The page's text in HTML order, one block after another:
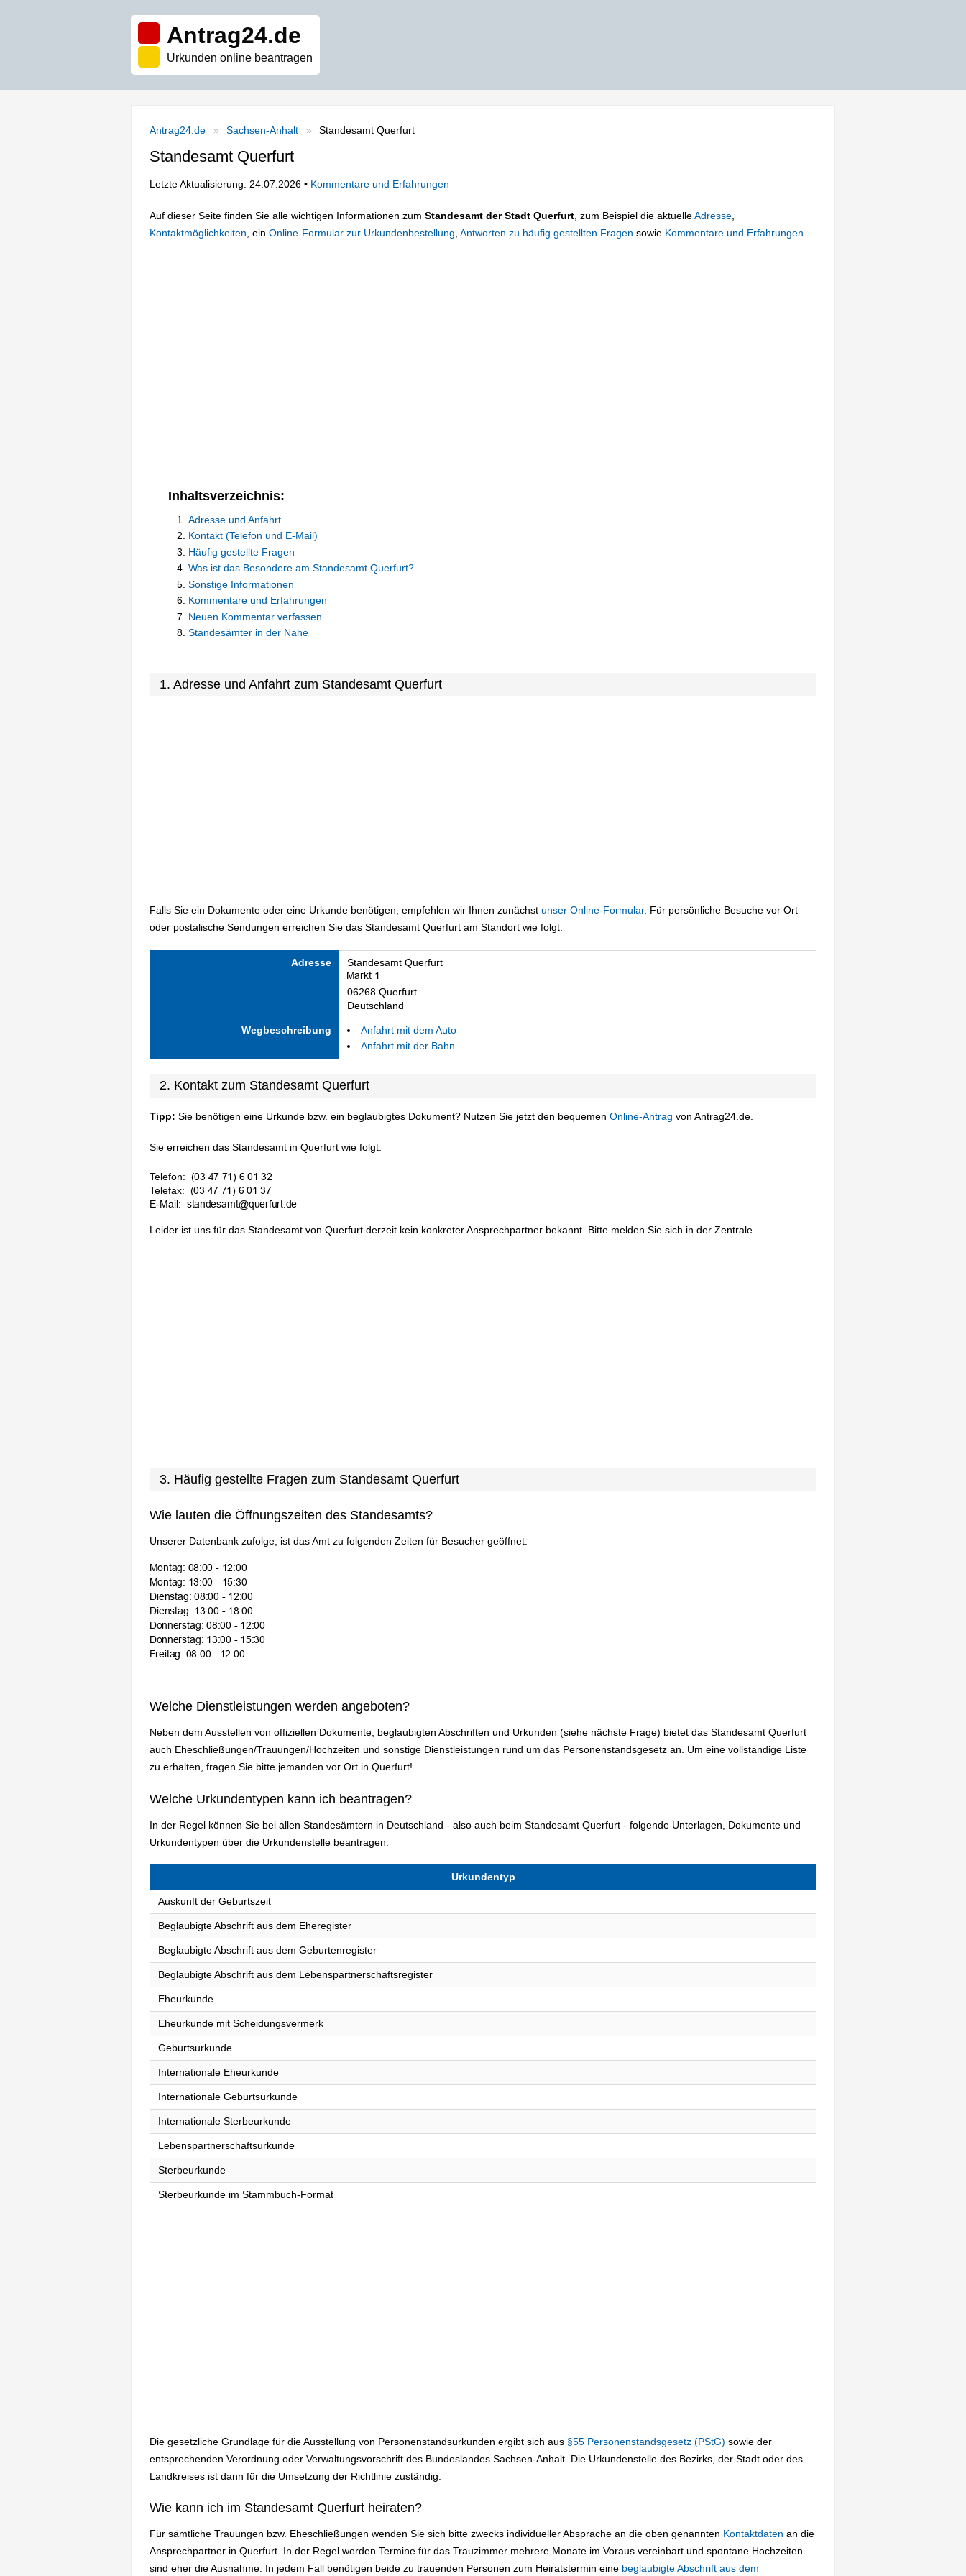
Antrag24.de
Urkunden online beantragen
Antrag24.de Sachsen-Anhalt Standesamt Querfurt
Standesamt Querfurt
Letzte Aktualisierung: 24.07.2026 • Kommentare und Erfahrungen
Auf dieser Seite finden Sie alle wichtigen Informationen zum Standesamt der Stadt Querfurt , zum Beispiel die aktuelleAdresse
Kontaktmöglichkeiten , ein Online-Formular zur Urkundenbestellung Antworten zu häufig gestellten Fragen sowie Kommentare und Erfahrungen
Inhaltsverzeichnis:
Adresse und Anfahrt
Kontakt (Telefon und E-Mail)
Häufig gestellte Fragen
Was ist das Besondere am Standesamt Querfurt?
Sonstige Informationen
Kommentare und Erfahrungen
Neuen Kommentar verfassen
Standesämter in der Nähe
1. Adresse und Anfahrt zum Standesamt Querfurt
Falls Sie ein Dokumente oder eine Urkunde benötigen, empfehlen wir Ihnen zunächst unser Online-Formular. Für persönliche Besuche vor Ort
oder postalische Sendungen erreichen Sie das Standesamt Querfurt am Standort wie folgt:
Adresse Standesamt Querfurt
06268 Querfurt
Deutschland
Wegbeschreibung
Anfahrt mit dem Auto
Anfahrt mit der Bahn
2. Kontakt zum Standesamt Querfurt
Tipp: Sie benötigen eine Urkunde bzw. ein beglaubigtes Dokument? Nutzen Sie jetzt den bequemen Online-Antrag von Antrag24.de.
Sie erreichen das Standesamt in Querfurt wie folgt:
Telefon:
Telefax:
E-Mail:
Leider ist uns für das Standesamt von Querfurt derzeit kein konkreter Ansprechpartner bekannt. Bitte melden Sie sich in der Zentrale.
3. Häufig gestellte Fragen zum Standesamt Querfurt
Wie lauten die Öffnungszeiten des Standesamts?
Unserer Datenbank zufolge, ist das Amt zu folgenden Zeiten für Besucher geöffnet:
Welche Dienstleistungen werden angeboten?
Neben dem Ausstellen von offiziellen Dokumente, beglaubigten Abschriften und Urkunden (siehe nächste Frage) bietet das Standesamt Querfurt
auch Eheschließungen/Trauungen/Hochzeiten und sonstige Dienstleistungen rund um das Personenstandsgesetz an. Um eine vollständige Liste
zu erhalten, fragen Sie bitte jemanden vor Ort in Querfurt!
Welche Urkundentypen kann ich beantragen?
In der Regel können Sie bei allen Standesämtern in Deutschland - also auch beim Standesamt Querfurt - folgende Unterlagen, Dokumente und
Urkundentypen über die Urkundenstelle beantragen:
Urkundentyp
Auskunft der Geburtszeit
Beglaubigte Abschrift aus dem Eheregister
Beglaubigte Abschrift aus dem Geburtenregister
Beglaubigte Abschrift aus dem Lebenspartnerschaftsregister
Eheurkunde
Eheurkunde mit Scheidungsvermerk
Geburtsurkunde
Internationale Eheurkunde
Internationale Geburtsurkunde
Internationale Sterbeurkunde
Lebenspartnerschaftsurkunde
Sterbeurkunde
Sterbeurkunde im Stammbuch-Format
Die gesetzliche Grundlage für die Ausstellung von Personenstandsurkunden ergibt sich aus §55 Personenstandsgesetz (PStG) sowie der
entsprechenden Verordnung oder Verwaltungsvorschrift des Bundeslandes Sachsen-Anhalt. Die Urkundenstelle des Bezirks, der Stadt oder des
Landkreises ist dann für die Umsetzung der Richtlinie zuständig.
Wie kann ich im Standesamt Querfurt heiraten?
Für sämtliche Trauungen bzw. Eheschließungen wenden Sie sich bitte zwecks individueller Absprache an die oben genannten Kontaktdaten an die
Ansprechpartner in Querfurt. In der Regel werden Termine für das Trauzimmer mehrere Monate im Voraus vereinbart und spontane Hochzeiten
sind eher die Ausnahme. In jedem Fall benötigen beide zu trauenden Personen zum Heiratstermin eine beglaubigte Abschrift aus dem